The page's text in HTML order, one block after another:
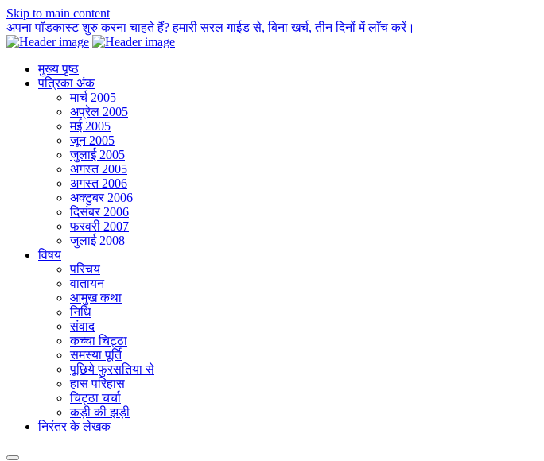
Skip to main content
अपना पॉडकास्ट शुरु करना चाहते हैं? हमारी सरल गाईड से, बिना खर्च, तीन दिनों में लाँच करें।
मुख्य पृष्ठ
पत्रिका अंक
मार्च 2005
अप्रेल 2005
मई 2005
जून 2005
जुलाई 2005
अगस्त 2005
अगस्त 2006
अक्टुबर 2006
दिसंबर 2006
फरवरी 2007
जुलाई 2008
विषय
परिचय
वातायन
आमुख कथा
निधि
संवाद
कच्चा चिट्ठा
समस्या पूर्ति
पूछिये फुरसतिया से
हास परिहास
चिट्ठा चर्चा
कड़ी की झड़ी
निरंतर के लेखक